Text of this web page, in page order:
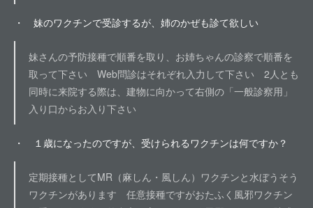
・ 妹のワクチンで受診するが、姉のかぜも診て欲しい
妹さんの予防接種で順番を取り、お姉ちゃんの診察で順番を
取って下さい Web問診はそれぞれ入力して下さい 2人とも
同時に来院する際は、建物に向かって右側の「一般診察用」
入り口からお入り下さい
・ １歳になったのですが、受けられるワクチンは何ですか？
定期接種としてMR（麻しん・風しん）ワクチンと水ぼうそう
ワクチンがあります 任意接種ですがおたふく風邪ワクチン